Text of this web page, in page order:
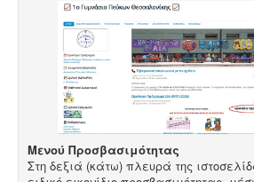
Μενού Προσβασιμότητας
Στη δεξιά (κάτω) πλευρά της